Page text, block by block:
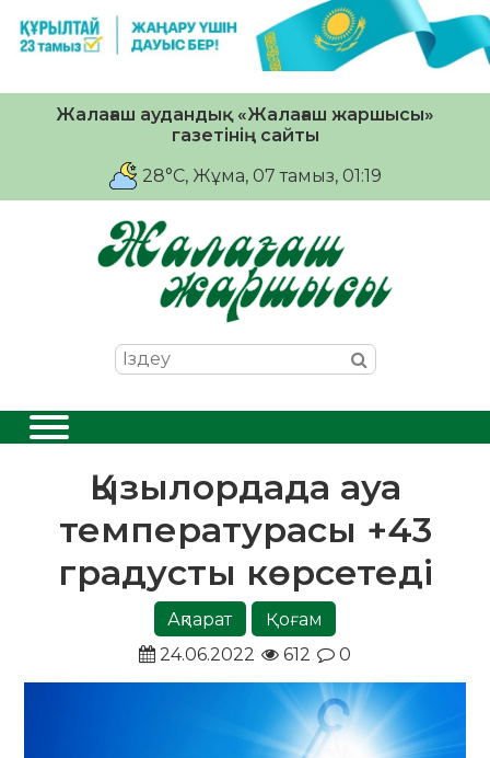
Жалағаш аудандық «Жалағаш жаршысы»
газетінің сайты
28°C, Жұма, 07 тамыз, 01:19
Қызылордада ауа
температурасы +43
градусты көрсетеді
Ақпарат
Қоғам
24.06.2022
612 0